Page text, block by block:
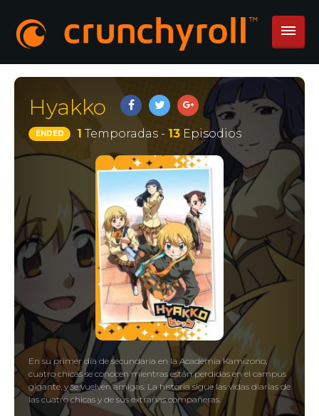
Hyakko
ENDED 1 Temporadas - 13Episodios
En su primer día de secundaria en la Academia Kamizono,
cuatro chicas se conocen mientras están perdidas en el campus
gigante, y se vuelven amigas. La historia sigue las vidas diarias de
las cuatro chicas y de sus extrañas compañeras.